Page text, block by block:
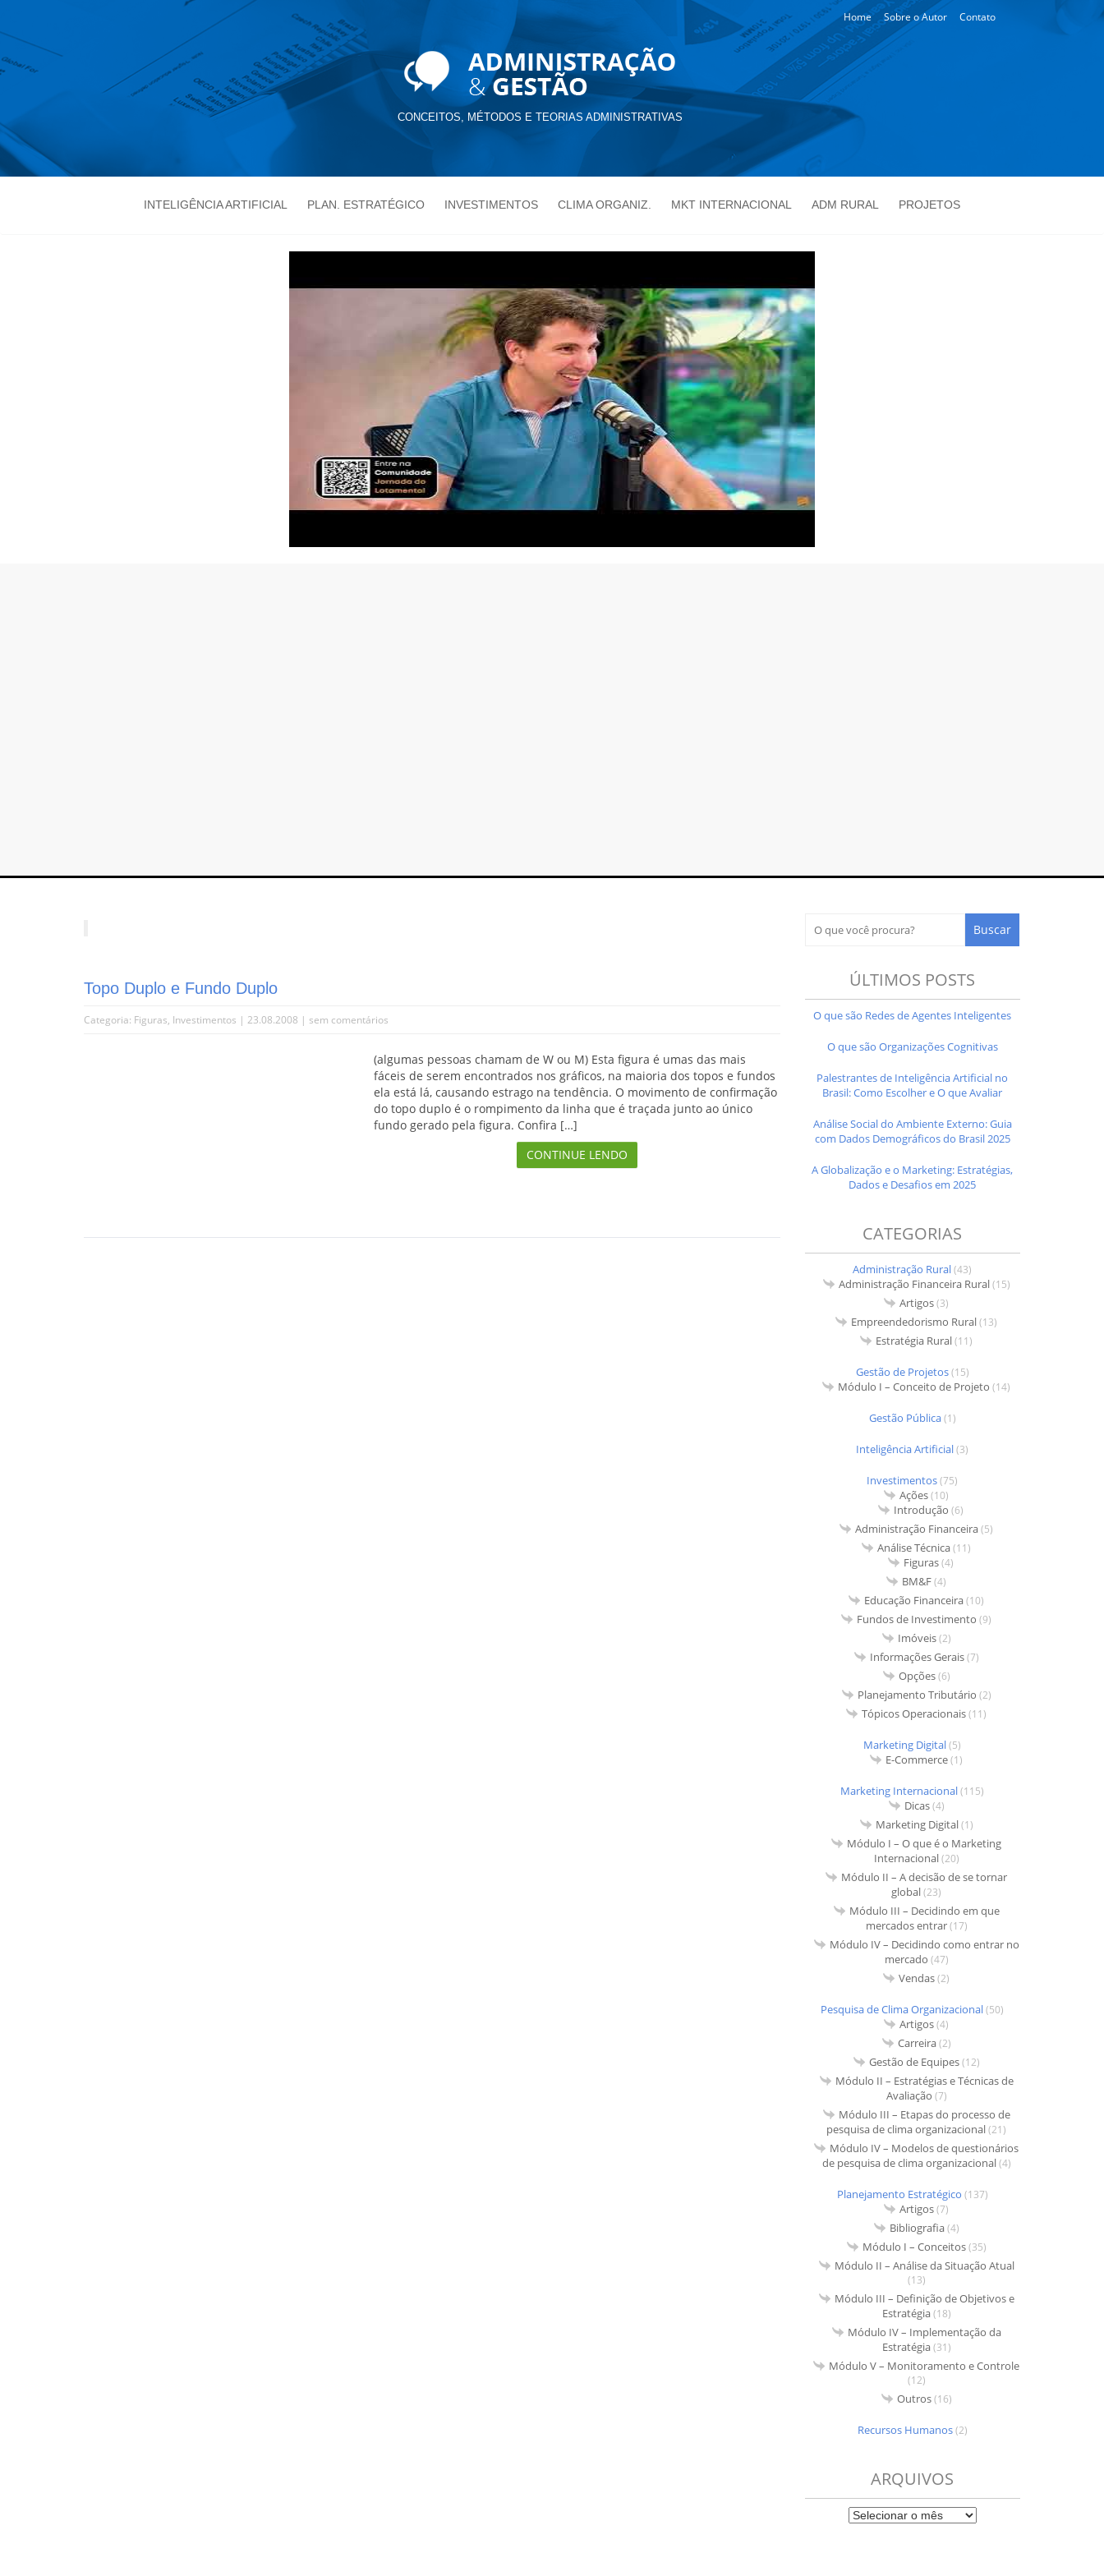
Home Sobre o Autor Contato
CONCEITOS, MÉTODOS E TEORIAS ADMINISTRATIVAS
INTELIGÊNCIA ARTIFICIAL PLAN. ESTRATÉGICO INVESTIMENTOS CLIMA ORGANIZ. MKT INTERNACIONAL ADM RURAL PROJETOS
Topo Duplo e Fundo Duplo
Categoria: Figuras, Investimentos | 23.08.2008 | sem comentários
(algumas pessoas chamam de W ou M) Esta figura é umas das mais
fáceis de serem encontrados nos gráficos, na maioria dos topos e fundos
ela está lá, causando estrago na tendência. O movimento de confirmação
do topo duplo é o rompimento da linha que é traçada junto ao único
fundo gerado pela figura. Confira […]
CONTINUE LENDO
ÚLTIMOS POSTS
O que são Redes de Agentes Inteligentes
O que são Organizações Cognitivas
Palestrantes de Inteligência Artificial no
Brasil: Como Escolher e O que Avaliar
Análise Social do Ambiente Externo: Guia
com Dados Demográficos do Brasil 2025
A Globalização e o Marketing: Estratégias,
Dados e Desafios em 2025
CATEGORIAS
Administração Rural(43)
Administração Financeira Rural(15)
Artigos(3)
Empreendedorismo Rural(13)
Estratégia Rural(11)
Gestão de Projetos(15)
Módulo I – Conceito de Projeto (14)
Gestão Pública(1)
Inteligência Artificial(3)
Investimentos(75)
Ações(10)
Introdução (6)
Administração Financeira(5)
Análise Técnica(11)
Figuras(4)
BM&F(4)
Educação Financeira(10)
Fundos de Investimento (9)
Imóveis(2)
Informações Gerais(7)
Opções(6)
Planejamento Tributário (2)
Tópicos Operacionais(11)
Marketing Digital(5)
E-Commerce(1)
Marketing Internacional(115)
Dicas(4)
Marketing Digital(1)
Módulo I – O que é o Marketing
Internacional(20)
Módulo II – A decisão de se tornar
global(23)
Módulo III – Decidindo em que
mercados entrar(17)
Módulo IV – Decidindo como entrar no
mercado (47)
Vendas(2)
Pesquisa de Clima Organizacional(50)
Artigos(4)
Carreira(2)
Gestão de Equipes(12)
Módulo II – Estratégias e Técnicas de
Avaliação (7)
Módulo III – Etapas do processo de
pesquisa de clima organizacional(21)
Módulo IV – Modelos de questionários
de pesquisa de clima organizacional(4)
Planejamento Estratégico (137)
Artigos(7)
Bibliografia(4)
Módulo I – Conceitos(35)
Módulo II – Análise da Situação Atual
(13)
Módulo III – Definição de Objetivos e
Estratégia(18)
Módulo IV – Implementação da
Estratégia(31)
Módulo V – Monitoramento e Controle
(12)
Outros(16)
Recursos Humanos(2)
ARQUIVOS